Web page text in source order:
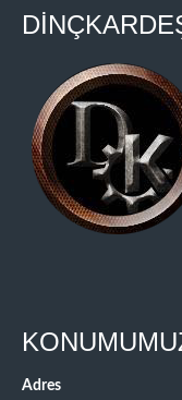
Adres